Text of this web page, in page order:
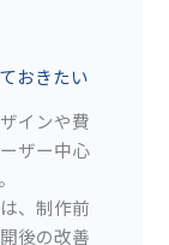
おきたい
インや費
ザー中心
、制作前
後の改善